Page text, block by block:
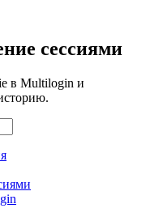
сессиями
в Multilogin и